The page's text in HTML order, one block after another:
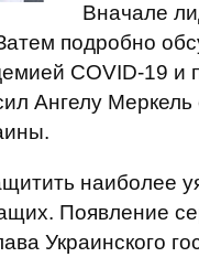
Вначале
подробно
COVID-19 и
Ангелу Меркель
наиболее
Появление
Украинского